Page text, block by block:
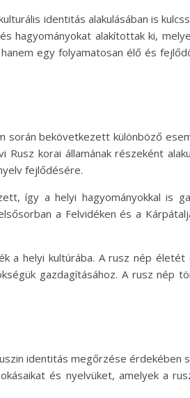
identitás alakulásában is
hagyományokat alakítottak ki,
egy folyamatosan élő és
bekövetkezett különböző
korai államának részeként
fejlődésére.
így a helyi hagyományokkal is
a Felvidéken és a
a helyi kultúrába. A rusz nép életét
gazdagításához. A rusz nép
identitás megőrzése érdekében
és nyelvüket, amelyek a